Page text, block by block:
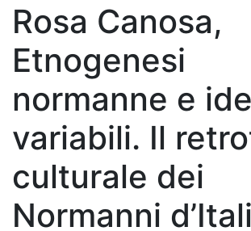
Rosa Canosa,
Etnogenesi
normanne e
variabili. Il
culturale dei
Normanni